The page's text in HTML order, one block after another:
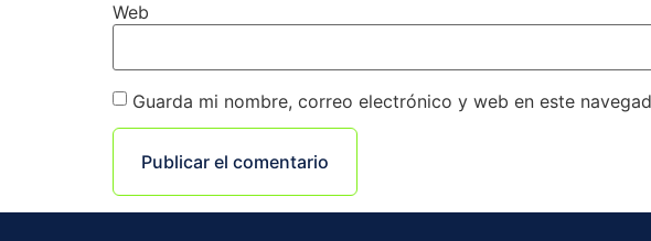
Web
Guarda mi nombre, correo electrónico y web en este